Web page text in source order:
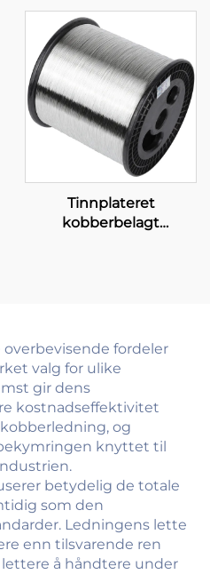
Tinnplateret
kobberbelagt
fordeler
valg for ulike
gir dens
kostnadseffektivitet
og
knyttet til
betydelig de totale
som den
Ledningens lette
enn tilsvarende ren
å håndtere under